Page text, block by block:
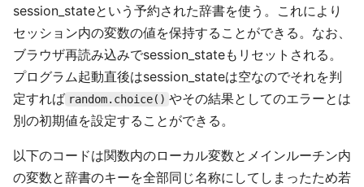
session_stateという予約された辞書を使う。これにより
セッション内の変数の値を保持することができる。なお、
ブラウザ再読み込みでsession_stateもリセットされる。
プログラム起動直後はsession_stateは空なのでそれを判
定すれば random.choice() やその結果としてのエラーとは
別の初期値を設定することができる。
以下のコードは関数内のローカル変数とメインルーチン内
の変数と辞書のキーを全部同じ名称にしてしまったため若